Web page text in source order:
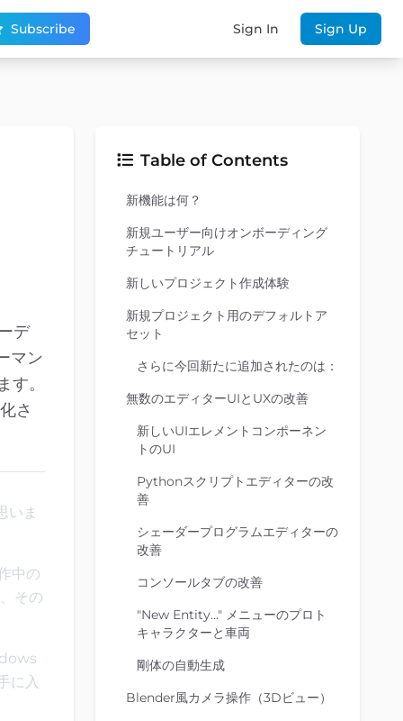
Subscribe Sign In Sign Up
デ
マン
。
さ
いま
中の
その
に入
Table of Contents
新機能は何？
新規ユーザー向けオンボーディング
チュートリアル
新しいプロジェクト作成体験
新規プロジェクト用のデフォルトア
セット
さらに今回新たに追加されたのは：
無数のエディターUIとUXの改善
新しいUIエレメントコンポーネン
トのUI
Pythonスクリプトエディターの改
善
シェーダープログラムエディターの
改善
コンソールタブの改善
"New Entity..." メニューのプロト
キャラクターと車両
剛体の自動生成
Blender風カメラ操作（3Dビュー）